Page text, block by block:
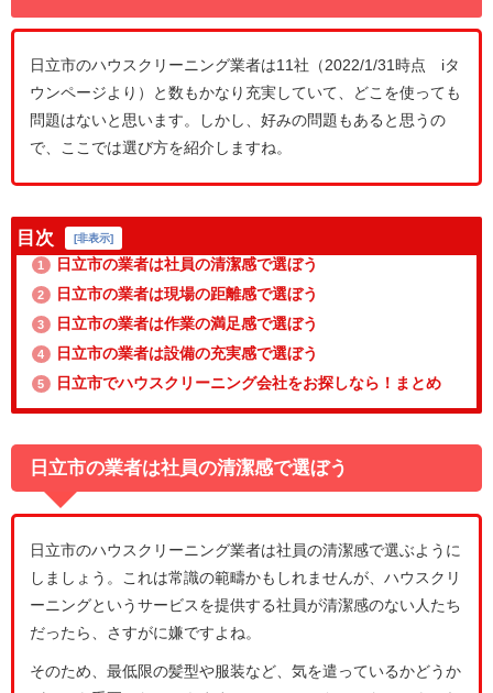
日立市のハウスクリーニング業者は11社（2022/1/31時点 iタ
ウンページより）と数もかなり充実していて、どこを使っても
問題はないと思います。しかし、好みの問題もあると思うの
で、ここでは選び方を紹介しますね。
目次 [非表示]
1 日立市の業者は社員の清潔感で選ぼう
2 日立市の業者は現場の距離感で選ぼう
3 日立市の業者は作業の満足感で選ぼう
4 日立市の業者は設備の充実感で選ぼう
5 日立市でハウスクリーニング会社をお探しなら！まとめ
日立市の業者は社員の清潔感で選ぼう
日立市のハウスクリーニング業者は社員の清潔感で選ぶように
しましょう。これは常識の範疇かもしれませんが、ハウスクリ
ーニングというサービスを提供する社員が清潔感のない人たち
だったら、さすがに嫌ですよね。
そのため、最低限の髪型や服装など、気を遣っているかどうか